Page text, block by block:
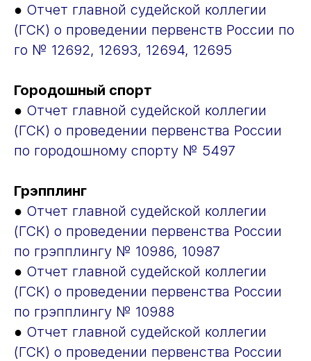
● Отчет главной судейской коллегии
(ГСК) о проведении первенств России по
го № 12692, 12693, 12694, 12695
Городошный спорт
● Отчет главной судейской коллегии
(ГСК) о проведении первенства России
по городошному спорту № 5497
Грэпплинг
● Отчет главной судейской коллегии
(ГСК) о проведении первенства России
по грэпплингу № 10986, 10987
● Отчет главной судейской коллегии
(ГСК) о проведении первенства России
по грэпплингу № 10988
● Отчет главной судейской коллегии
(ГСК) о проведении первенства России